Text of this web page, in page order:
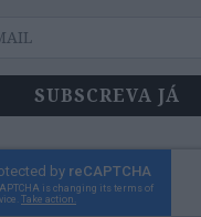
SUBSCREVA JÁ